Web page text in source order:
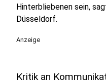
Hinterbliebenen sein,
Düsseldorf.
Anzeige
Kritik an